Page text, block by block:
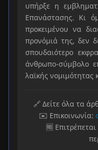
υπήρξε η
Επανάστασης. Κι
προκειμένου να
προνόμιά της, δεν
σπουδαιότερο
άνθρωπο-σύμβολο
λαϊκής νομιμότητας
🔗 Δείτε όλα τα
✉️ Επικοινωνία:
🆓